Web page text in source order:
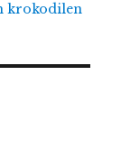
krokodilen